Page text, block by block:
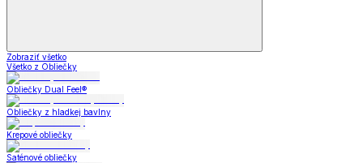
Zobraziť všetko
Všetko z Obliečky
Obliečky Dual Feel®
Obliečky z hladkej bavlny
Krepové obliečky
Saténové obliečky